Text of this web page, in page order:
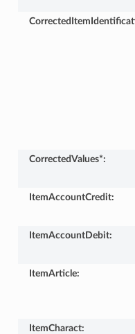
CorrectedValues*:
ItemAccountCredit:
ItemAccountDebit:
ItemArticle:
ItemCharact: